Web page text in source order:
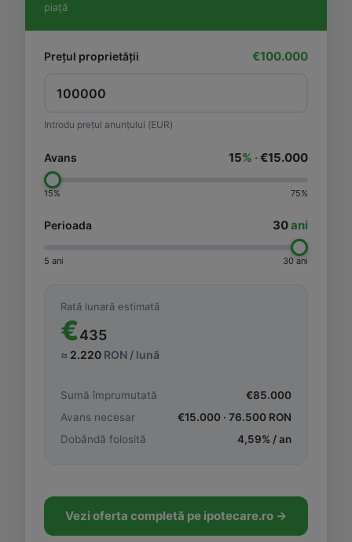
piață
Prețul proprietății €100.000
Introdu prețul anunțului (EUR)
Avans 15% ·€15.000
15% 75%
Perioada 30ani
5 ani 30 ani
Rată lunară estimată
€435
≈ 2.220 RON / lună
Sumă împrumutată €85.000
Avans necesar
€15.000 · 76.500 RON
Dobândă folosită
4,59% / an
Vezi oferta completă pe ipotecare.ro →